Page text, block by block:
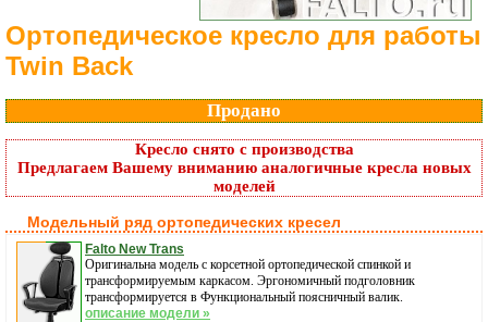
Ортопедическое кресло для работы
Twin Back
Продано
Кресло снято с производства
Предлагаем Вашему вниманию аналогичные кресла новых
моделей
Модельный ряд ортопедических кресел
Falto New Trans
Оригинальна модель с корсетной ортопедической спинкой и
трансформируемым каркасом. Эргономичный подголовник
трансформируется в Функциональный поясничный валик.
описание модели »